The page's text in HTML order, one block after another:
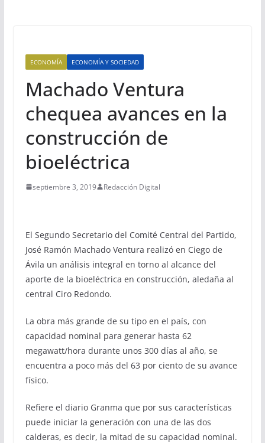
ECONOMÍA ECONOMÍA Y SOCIEDAD
Machado Ventura
chequea avances en la
construcción de
bioeléctrica
septiembre 3, 2019 Redacción Digital
El Segundo Secretario del Comité Central del Partido,
José Ramón Machado Ventura realizó en Ciego de
Ávila un análisis integral en torno al alcance del
aporte de la bioeléctrica en construcción, aledaña al
central Ciro Redondo.
La obra más grande de su tipo en el país, con
capacidad nominal para generar hasta 62
megawatt/hora durante unos 300 días al año, se
encuentra a poco más del 63 por ciento de su avance
físico.
Refiere el diario Granma que por sus características
puede iniciar la generación con una de las dos
calderas, es decir, la mitad de su capacidad nominal.